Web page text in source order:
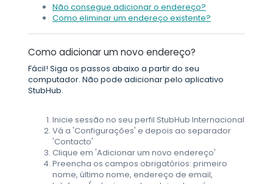
Não consegue adicionar o endereço?
Como eliminar um endereço existente?
Como adicionar um novo endereço?
Fácil! Siga os passos abaixo a partir do seu
computador. Não pode adicionar pelo aplicativo
StubHub.
Inicie sessão no seu perfil StubHub Internacional
Vá a 'Configurações' e depois ao separador
'Contacto'
Clique em 'Adicionar um novo endereço'
Preencha os campos obrigatórios: primeiro
nome, último nome, endereço de email,